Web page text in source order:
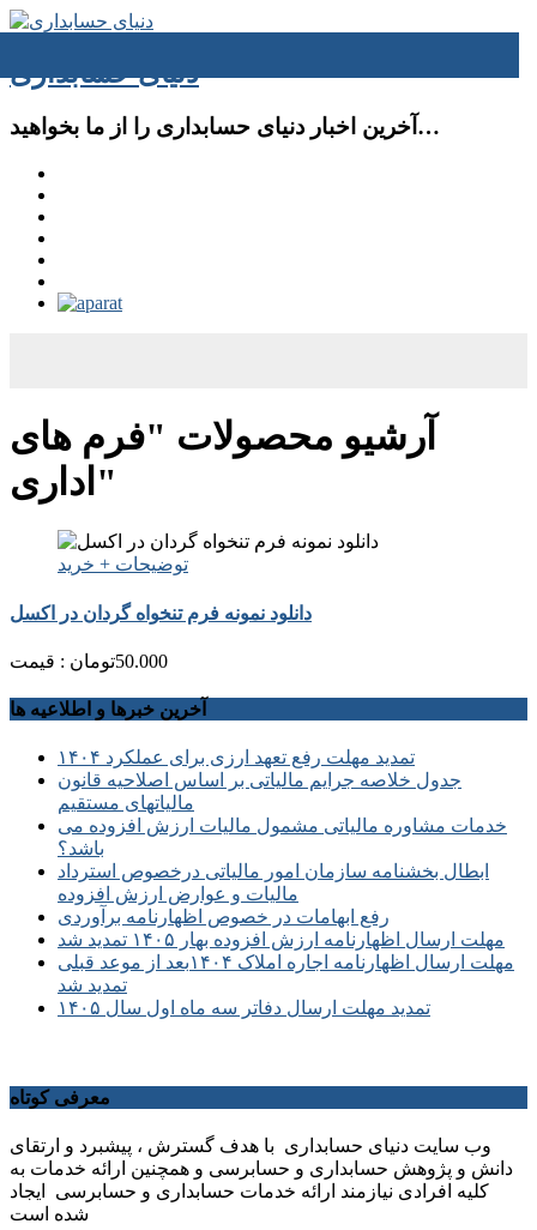
دنیای حسابداری
آخرین اخبار دنیای حسابداری را از ما بخواهید…
آرشیو محصولات "فرم های
اداری"
توضیحات + خرید
دانلود نمونه فرم تنخواه گردان در اکسل
قیمت : 50.000تومان
آخرین خبرها و اطلاعیه ها
تمدید مهلت رفع تعهد ارزی برای عملکرد ۱۴۰۴
جدول خلاصه جرایم مالیاتی بر اساس اصلاحیه قانون
مالیاتهای مستقیم
خدمات مشاوره مالیاتی مشمول مالیات ارزش افزوده می
باشد؟
ابطال بخشنامه سازمان امور مالیاتی درخصوص استرداد
مالیات و عوارض ارزش افزوده
رفع ابهامات در خصوص اظهارنامه برآوردی
مهلت ارسال اظهارنامه ارزش افزوده بهار ۱۴۰۵ تمدید شد
مهلت ارسال اظهارنامه اجاره املاک ۱۴۰۴بعد از موعد قبلی
تمدید شد
تمدید مهلت ارسال دفاتر سه ماه اول سال ۱۴۰۵
معرفی کوتاه
وب سایت دنیای حسابداری با هدف گسترش ، پیشبرد و ارتقای
دانش و پژوهش حسابداری و حسابرسی و همچنین ارائه خدمات به
کلیه افرادی نیازمند ارائه خدمات حسابداری و حسابرسی ایجاد
شده است